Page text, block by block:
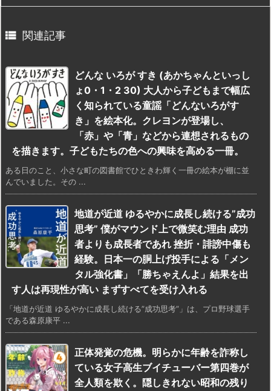
 関連記事
どんな いろが すき (あかちゃんといっし
ょ0・1・2 30) 大人から子どもまで幅広
く知られている童謡「どんないろがす
き」を絵本化。クレヨンが登場し、
「赤」や「青」などから連想されるもの
を描きます。子どもたちの色への興味を高める一冊。
ある日のこと、小さな町の図書館でひときわ輝く一冊の絵本が棚に並
んでいました。その ...
地道が近道 ゆるやかに成長し続ける”成功
思考” 僕がマウンド上で微笑む理由 成功
者よりも成長者であれ 挫折・誹謗中傷も
経験。日本一の胴上げ投手による「メン
タル強化書」「勝ちゃえんよ」結果を出
す人は再現性が高い まずすべてを受け入れる
「地道が近道 ゆるやかに成長し続ける”成功思考”」は、プロ野球選手
である森原康平 ...
正体発覚の危機。明らかに年齢を詐称し
ている女子高生ブイチューバー第四巻が
全人類を欺く。隠しきれない昭和の残り